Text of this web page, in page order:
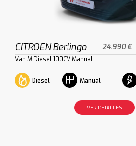
CITROEN Berlingo 24.990 €
Van M Diesel 100CV Manual
Diesel Manual
VER DETALLES